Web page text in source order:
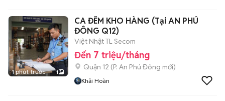
1 phút trước 1
CA ĐÊM KHO HÀNG (Tại AN PHÚ
ĐÔNG Q12)
Việt Nhật TL Secom
Đến 7 triệu/tháng
Quận 12 (P. An Phú Đông mới)
Khải Hoàn